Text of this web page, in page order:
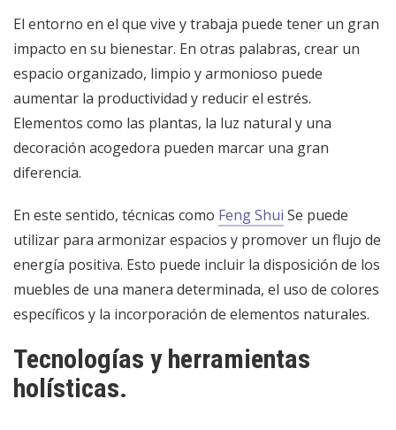
El entorno en el que vive y trabaja puede tener un gran
impacto en su bienestar. En otras palabras, crear un
espacio organizado, limpio y armonioso puede
aumentar la productividad y reducir el estrés.
Elementos como las plantas, la luz natural y una
decoración acogedora pueden marcar una gran
diferencia.
En este sentido, técnicas como Feng Shui Se puede
utilizar para armonizar espacios y promover un flujo de
energía positiva. Esto puede incluir la disposición de los
muebles de una manera determinada, el uso de colores
específicos y la incorporación de elementos naturales.
Tecnologías y herramientas
holísticas.